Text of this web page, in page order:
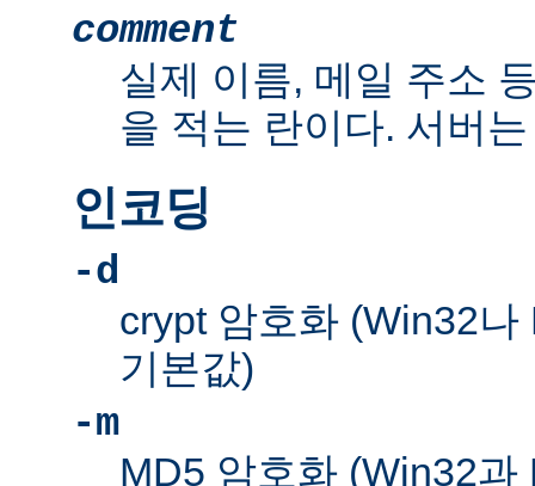
comment
실제 이름, 메일 주소
을 적는 란이다. 서버
인코딩
-d
crypt 암호화 (Win32
기본값)
-m
MD5 암호화 (Win32